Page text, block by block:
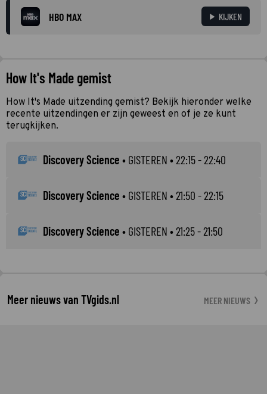
HBO MAX KIJKEN
How It's Made gemist
How It's Made uitzending gemist? Bekijk hieronder welke
recente uitzendingen er zijn geweest en of je ze kunt
terugkijken.
Discovery Science • GISTEREN • 22:15 - 22:40
Discovery Science • GISTEREN • 21:50 - 22:15
Discovery Science • GISTEREN • 21:25 - 21:50
Meer nieuws van TVgids.nl MEER NIEUWS